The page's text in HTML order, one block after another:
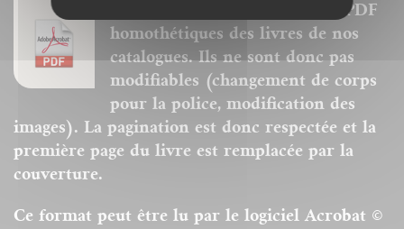
Nos ebooks sont des versions PDF
homothétiques des livres de nos
catalogues. Ils ne sont donc pas
modifiables (changement de corps
pour la police, modification des
images). La pagination est donc respectée et la
première page du livre est remplacée par la
couverture.
Ce format peut être lu par le logiciel Acrobat ©